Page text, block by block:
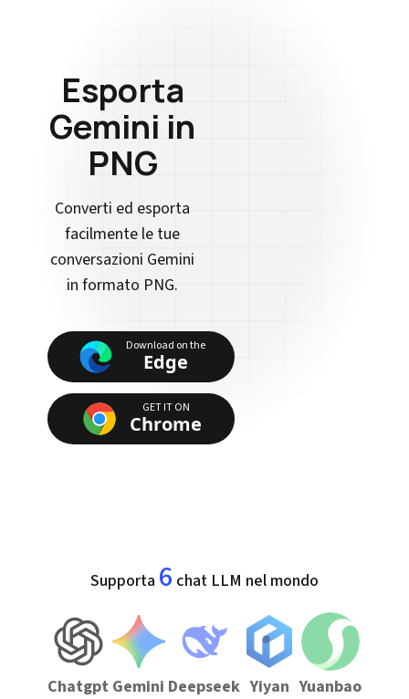
Esporta
Gemini in
PNG
Converti ed esporta
facilmente le tue
conversazioni Gemini
in formato PNG.
Download on the
Edge
GET IT ON
Chrome
Supporta 6 chat LLM nel mondo
Chatgpt Gemini Deepseek Yiyan Yuanbao